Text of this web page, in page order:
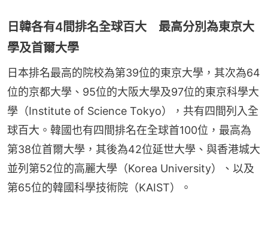
日韓各有4間排名全球百大 最高分別為東京大
學及首爾大學
日本排名最高的院校為第39位的東京大學，其次為64
位的京都大學、95位的大阪大學及97位的東京科學大
學（Institute of Science Tokyo），共有四間列入全
球百大。韓國也有四間排名在全球首100位，最高為
第38位首爾大學，其後為42位延世大學、與香港城大
並列第52位的高麗大學（Korea University）、以及
第65位的韓國科學技術院（KAIST）。